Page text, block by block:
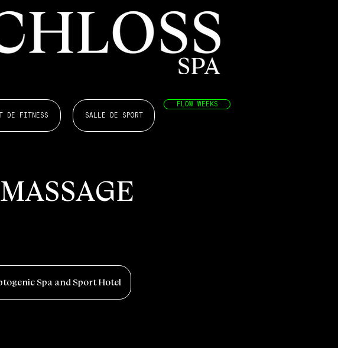
DE FITNESS SALLE DE SPORT
FLOW WEEKS
Spa and Sport Hotel